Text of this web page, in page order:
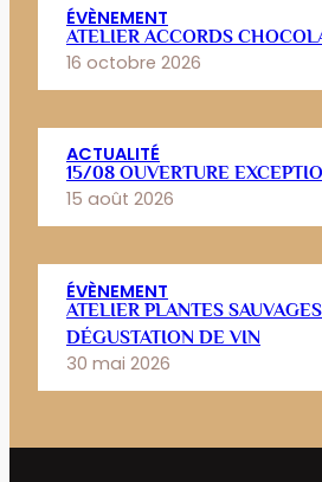
ÉVÈNEMENT
ATELIER ACCORDS
16 octobre 2026
ACTUALITÉ
15/08 OUVERTURE
15 août 2026
ÉVÈNEMENT
ATELIER PLANTES
DÉGUSTATION DE VIN
30 mai 2026